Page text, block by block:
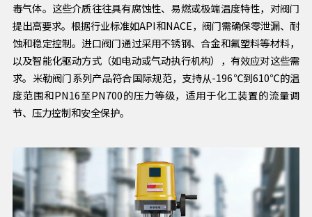
毒气体。这些介质往往具有腐蚀性、易燃或极端温度特性，对阀门
提出高要求。根据行业标准如API和NACE，阀门需确保零泄漏、耐
蚀和稳定控制。进口阀门通过采用不锈钢、合金和氟塑料等材料，
以及智能化驱动方式（如电动或气动执行机构），有效应对这些需
求。米勒阀门系列产品符合国际规范，支持从-196℃到610℃的温
度范围和PN16至PN700的压力等级，适用于化工装置的流量调
节、压力控制和安全保护。